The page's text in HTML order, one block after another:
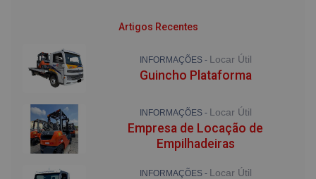
Artigos Recentes
INFORMAÇÕES - Locar Útil
Guincho Plataforma
INFORMAÇÕES - Locar Útil
Empresa de Locação de
Empilhadeiras
INFORMAÇÕES - Locar Útil